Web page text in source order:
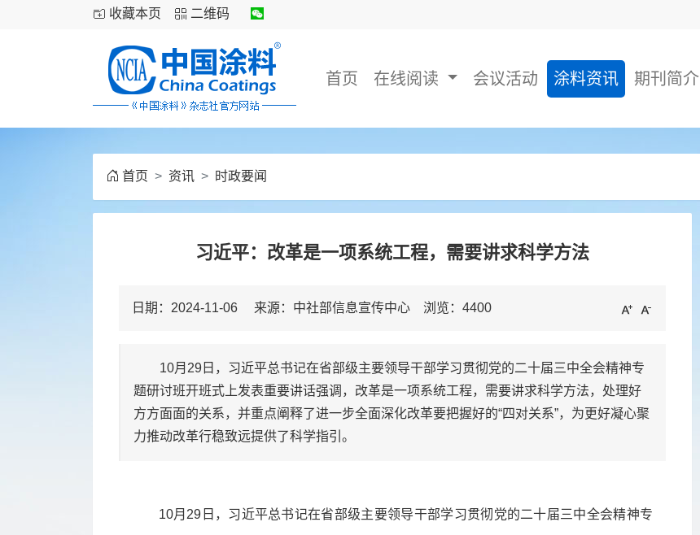
收藏本页 二维码
首页 在线阅读 会议活动 涂料资讯 期刊简介
首页 资讯 时政要闻
习近平：改革是一项系统工程，需要讲求科学方法
日期：2024-11-06 来源：中社部信息宣传中心 浏览： 4400
10月29日，习近平总书记在省部级主要领导干部学习贯彻党的二十届三中全会精神专
题研讨班开班式上发表重要讲话强调，改革是一项系统工程，需要讲求科学方法，处理好
方方面面的关系，并重点阐释了进一步全面深化改革要把握好的“四对关系”，为更好凝心聚
力推动改革行稳致远提供了科学指引。
10月29日，习近平总书记在省部级主要领导干部学习贯彻党的二十届三中全会精神专